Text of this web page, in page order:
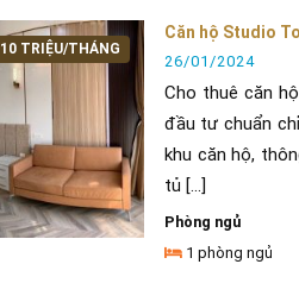
10 TRIỆU/THÁNG
Căn hộ Studio
26/01/2024
Cho thuê căn
đầu tư chuẩn
khu căn hộ,
tủ [...]
Phòng ngủ
1 phòng ngủ